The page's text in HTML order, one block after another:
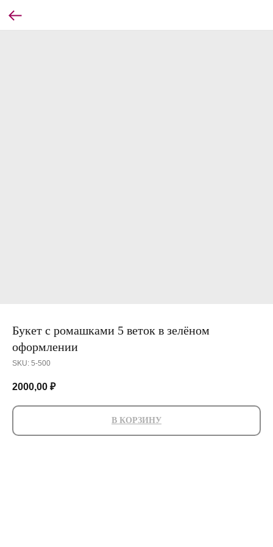
Букет с ромашками 5 веток в зелёном
оформлении
SKU: 5-500
2000,00 ₽
В КОРЗИНУ